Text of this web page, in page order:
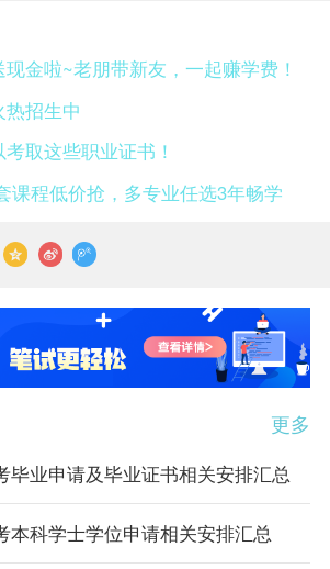
金啦~老朋带新友，一起赚学费！
招生中
取这些职业证书！
课程低价抢，多专业任选3年畅学
更多
毕业申请及毕业证书相关安排汇总
本科学士学位申请相关安排汇总